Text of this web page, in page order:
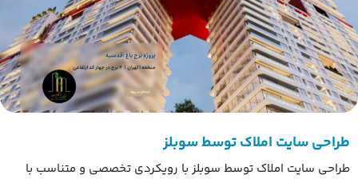
طراحی سایت املاک توسط سوبلز
طراحی سایت املاک توسط سوبلز با رویکردی تخصصی و متناسب با